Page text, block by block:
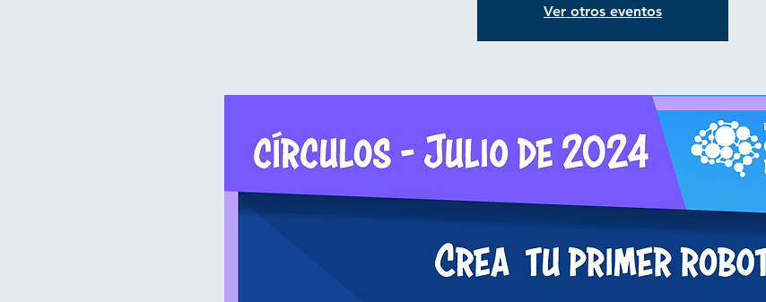
Ver otros eventos